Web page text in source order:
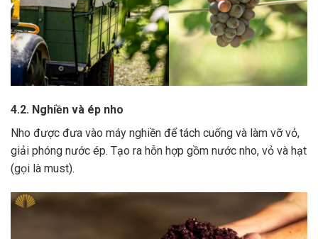
4.2. Nghiền và ép nho
Nho được đưa vào máy nghiền để tách cuống và làm vỡ vỏ,
giải phóng nước ép. Tạo ra hỗn hợp gồm nước nho, vỏ và hạt
(gọi là must).